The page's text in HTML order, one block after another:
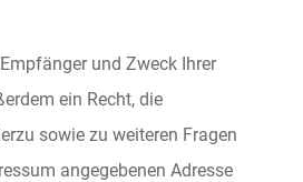
und Zweck Ihrer
ein Recht, die
sowie zu weiteren Fragen
angegebenen Adresse